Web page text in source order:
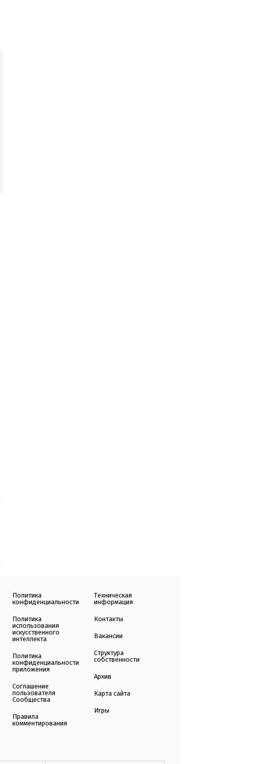
Политика
конфиденциальности
Политика
использования
искусственного
интеллекта
Политика
конфиденциальности
приложения
Соглашение
пользователя
Сообщества
Правила
комментирования
Техническая
информация
Контакты
Вакансии
Структура
собственности
Архив
Карта сайта
Игры